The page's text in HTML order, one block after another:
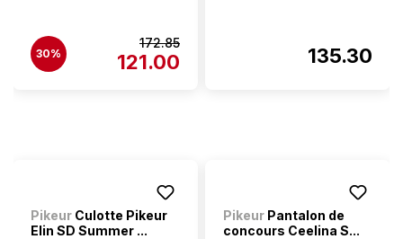
30%
172.85
121.00 135.30
Pikeur Culotte Pikeur
Elin SD Summer ...
Pikeur Pantalon de
concours Ceelina S...